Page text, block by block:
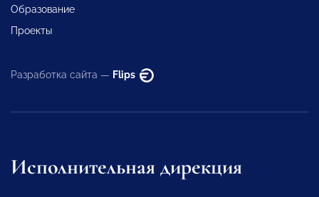
Образование
Проекты
Разработка сайта — Flips
Исполнительная дирекция